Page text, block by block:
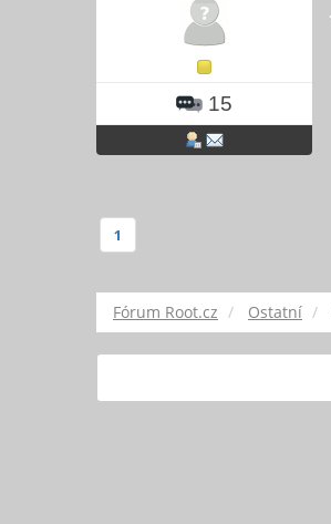
15
1
Fórum Root.cz Ostatní